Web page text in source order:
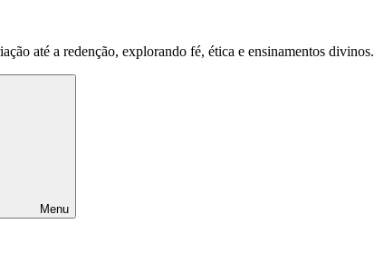
até a redenção, explorando fé, ética e ensinamentos divinos.
Menu